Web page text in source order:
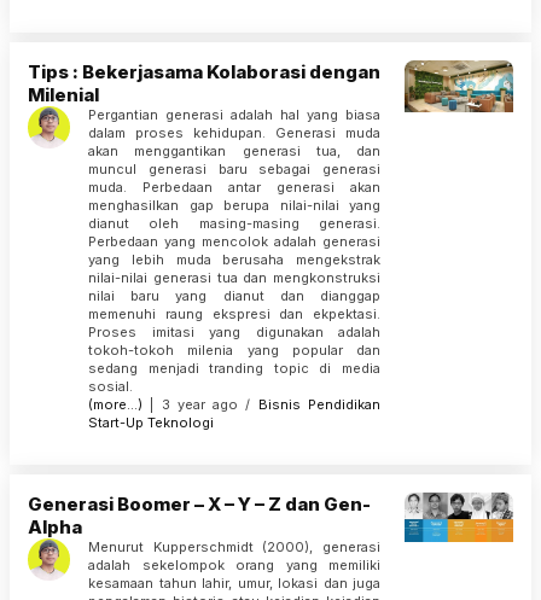
Tips : Bekerjasama Kolaborasi dengan
Milenial
Pergantian generasi adalah hal yang biasa
dalam proses kehidupan. Generasi muda
akan menggantikan generasi tua, dan
muncul generasi baru sebagai generasi
muda. Perbedaan antar generasi akan
menghasilkan gap berupa nilai-nilai yang
dianut oleh masing-masing generasi.
Perbedaan yang mencolok adalah generasi
yang lebih muda berusaha mengekstrak
nilai-nilai generasi tua dan mengkonstruksi
nilai baru yang dianut dan dianggap
memenuhi raung ekspresi dan ekpektasi.
Proses imitasi yang digunakan adalah
tokoh-tokoh milenia yang popular dan
sedang menjadi tranding topic di media
sosial.
(more…) | 3 year ago / Bisnis Pendidikan
Start-Up Teknologi
Generasi Boomer – X – Y – Z dan Gen-
Alpha
Menurut Kupperschmidt (2000), generasi
adalah sekelompok orang yang memiliki
kesamaan tahun lahir, umur, lokasi dan juga